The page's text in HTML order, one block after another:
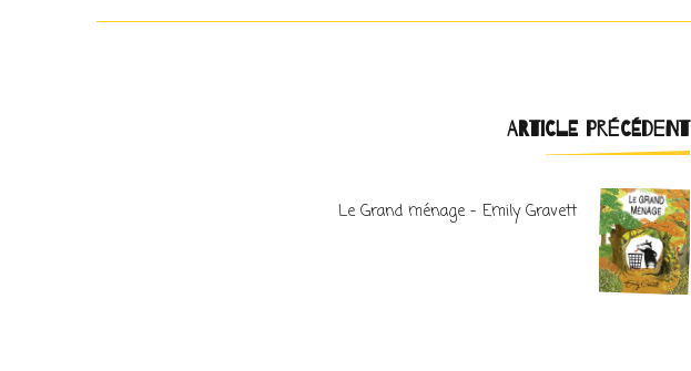
ARTICLE PRÉCÉDENT
Le Grand ménage – Emily Gravett